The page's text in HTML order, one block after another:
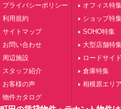
プライバシーポリシー
利用規約
サイトマップ
お問い合わせ
周辺施設
スタッフ紹介
お客様の声
物件カタログ
オフィス特
ショップ特
SOHO特集
大型店舗特
ロードサイ
倉庫特集
相模原エリア